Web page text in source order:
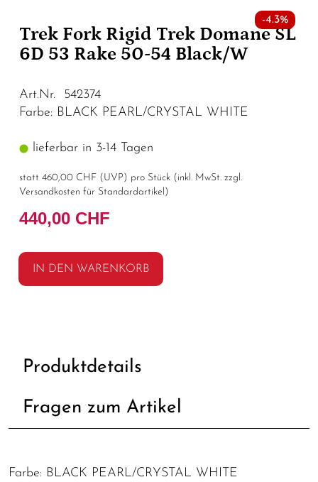
-4.3%
Trek Fork Rigid Trek Domane SL
6D 53 Rake 50-54 Black/W
Art.Nr. 542374
Farbe: BLACK PEARL/CRYSTAL WHITE
lieferbar in 3-14 Tagen
statt 460,00 CHF ( UVP ) pro Stück (inkl. MwSt. zzgl.
Versandkosten für Standardartikel )
440,00 CHF
IN DEN WARENKORB
Produktdetails
Fragen zum Artikel
Farbe: BLACK PEARL/CRYSTAL WHITE